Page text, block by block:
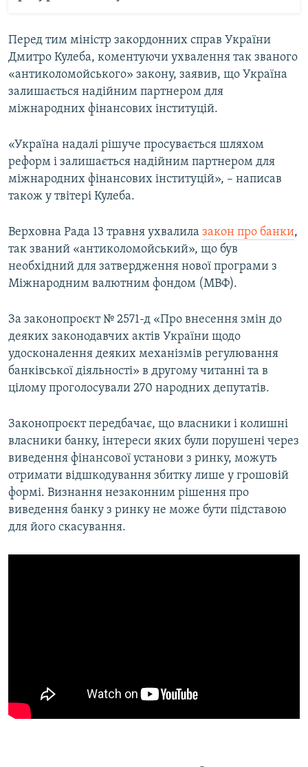
Перед тим міністр закордонних справ України
Дмитро Кулеба, коментуючи ухвалення так званого
«антиколомойського» закону, заявив, що Україна
залишається надійним партнером для
міжнародних фінансових інституцій.
«Україна надалі рішуче просувається шляхом
реформ і залишається надійним партнером для
міжнародних фінансових інституцій», – написав
також у твітері Кулеба.
Верховна Рада 13 травня ухвалила закон про банки,
так званий «антиколомойський», що був
необхідний для затвердження нової програми з
Міжнародним валютним фондом (МВФ).
За законопроєкт № 2571-д «Про внесення змін до
деяких законодавчих актів України щодо
удосконалення деяких механізмів регулювання
банківської діяльності» в другому читанні та в
цілому проголосували 270 народних депутатів.
Законопроєкт передбачає, що власники і колишні
власники банку, інтереси яких були порушені через
виведення фінансової установи з ринку, можуть
отримати відшкодування збитку лише у грошовій
формі. Визнання незаконним рішення про
виведення банку з ринку не може бути підставою
для його скасування.